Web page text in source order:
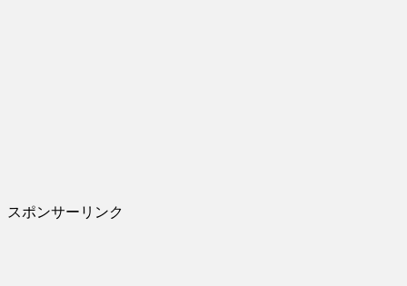
スポンサーリンク